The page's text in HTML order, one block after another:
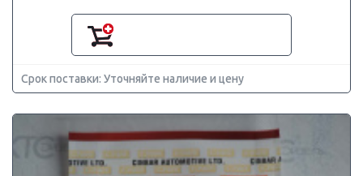
Срок поставки: Уточняйте наличие и цену